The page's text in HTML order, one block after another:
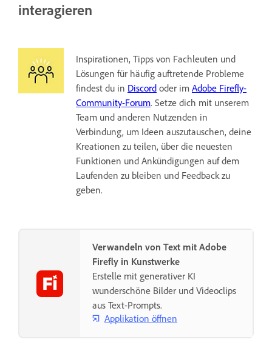
interagieren
Inspirationen, Tipps von Fachleuten und
Lösungen für häufig auftretende Probleme
findest du in Discord oder im Adobe Firefly-
Community-Forum. Setze dich mit unserem
Team und anderen Nutzenden in
Verbindung, um Ideen auszutauschen, deine
Kreationen zu teilen, über die neuesten
Funktionen und Ankündigungen auf dem
Laufenden zu bleiben und Feedback zu
geben.
Verwandeln von Text mit Adobe
Firefly in Kunstwerke
Erstelle mit generativer KI
wunderschöne Bilder und Videoclips
aus Text-Prompts.
Applikation öffnen